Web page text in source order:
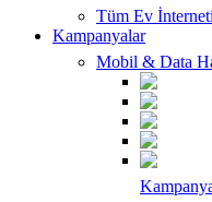
Tüm Ev
Kampanyalar
Mobil & Data